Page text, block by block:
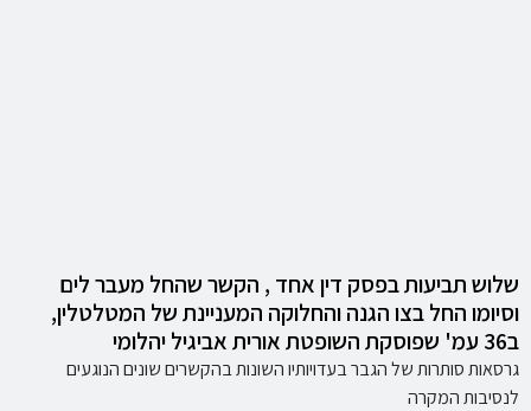
שלוש תביעות בפסק דין אחד , הקשר שהחל מעבר לים
וסיומו החל בצו הגנה והחלוקה המעניינת של המטלטלין,
ב36 עמ' שפוסקת השופטת אורית אביגיל יהלומי
גרסאות סותרות של הגבר בעדויותיו השונות בהקשרים שונים הנוגעים
לנסיבות המקרה